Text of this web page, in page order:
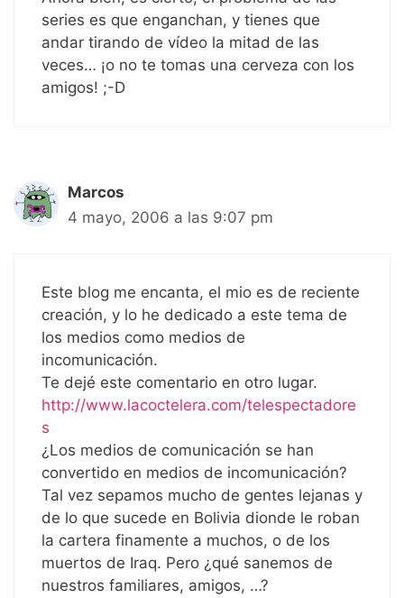
series es que enganchan, y tienes que
andar tirando de vídeo la mitad de las
veces… ¡o no te tomas una cerveza con los
amigos! ;-D
Marcos
4 mayo, 2006 a las 9:07 pm
Este blog me encanta, el mio es de reciente
creación, y lo he dedicado a este tema de
los medios como medios de
incomunicación.
Te dejé este comentario en otro lugar.
http://www.lacoctelera.com/telespectadore
s
¿Los medios de comunicación se han
convertido en medios de incomunicación?
Tal vez sepamos mucho de gentes lejanas y
de lo que sucede en Bolivia dionde le roban
la cartera finamente a muchos, o de los
muertos de Iraq. Pero ¿qué sanemos de
nuestros familiares, amigos, …?